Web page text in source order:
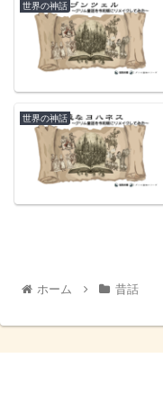
世界の神話
世界の神話
ホーム 昔話